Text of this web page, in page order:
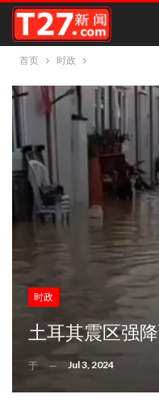
首页 时政
时政
土耳其震区强
于 Jul 3, 2024